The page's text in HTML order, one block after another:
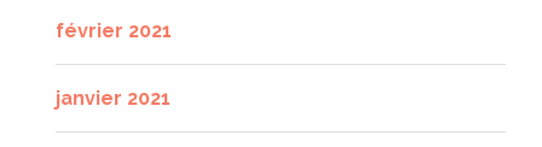
février 2021
janvier 2021